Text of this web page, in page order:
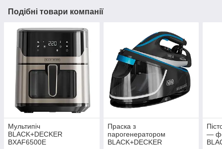
Подібні товари компанії
Мультипіч
BLACK+DECKER
BXAF6500E
Праска з
парогенератором
BLACK+DECKER
—